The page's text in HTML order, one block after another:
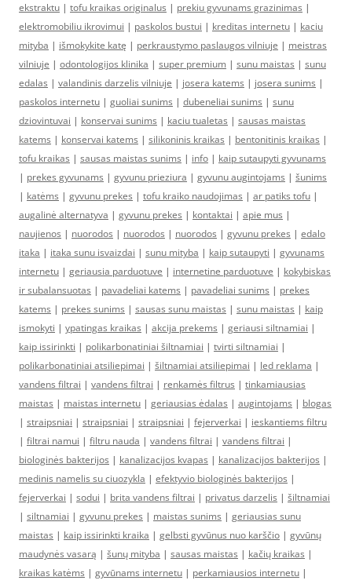
ekstraktu | tofu kraikas originalus | prekiu gyvunams grazinimas |
elektromobiliu ikrovimui | paskolos bustui | kreditas internetu | kaciu
mityba | išmokykite katę | perkraustymo paslaugos vilniuje | meistras
vilniuje | odontologijos klinika | super premium | sunu maistas | sunu
edalas | valandinis darzelis vilniuje | josera katems | josera sunims |
paskolos internetu | guoliai sunims | dubeneliai sunims | sunu
dziovintuvai | konservai sunims | kaciu tualetas | sausas maistas
katems | konservai katems | silikoninis kraikas | bentonitinis kraikas |
tofu kraikas | sausas maistas sunims | info | kaip sutaupyti gyvunams
| prekes gyvunams | gyvunu prieziura | gyvunu augintojams | šunims
| katėms | gyvunu prekes | tofu kraiko naudojimas | ar patiks tofu |
augalinė alternatyva | gyvunu prekes | kontaktai | apie mus |
naujienos | nuorodos | nuorodos | nuorodos | gyvunu prekes | edalo
itaka | itaka sunu isvaizdai | sunu mityba | kaip sutaupyti | gyvunams
internetu | geriausia parduotuve | internetine parduotuve | kokybiskas
ir subalansuotas | pavadeliai katems | pavadeliai sunims | prekes
katems | prekes sunims | sausas sunu maistas | sunu maistas | kaip
ismokyti | ypatingas kraikas | akcija prekems | geriausi siltnamiai |
kaip issirinkti | polikarbonatiniai šiltnamiai | tvirti siltnamiai |
polikarbonatiniai atsiliepimai | šiltnamiai atsiliepimai | led reklama |
vandens filtrai | vandens filtrai | renkamės filtrus | tinkamiausias
maistas | maistas internetu | geriausias ėdalas | augintojams | blogas
| straipsniai | straipsniai | straipsniai | fejerverkai | ieskantiems filtru
| filtrai namui | filtru nauda | vandens filtrai | vandens filtrai |
biologinės bakterijos | kanalizacijos kvapas | kanalizacijos bakterijos |
medinis namelis su ciuozykla | efektyvio biologinės bakterijos |
fejerverkai | sodui | brita vandens filtrai | privatus darzelis | šiltnamiai
| siltnamiai | gyvunu prekes | maistas sunims | geriausias sunu
maistas | kaip issirinkti kraika | gelbsti gyvūnus nuo karščio | gyvūnų
maudynės vasarą | šunų mityba | sausas maistas | kačių kraikas |
kraikas katėms | gyvūnams internetu | perkamiausios internetu |